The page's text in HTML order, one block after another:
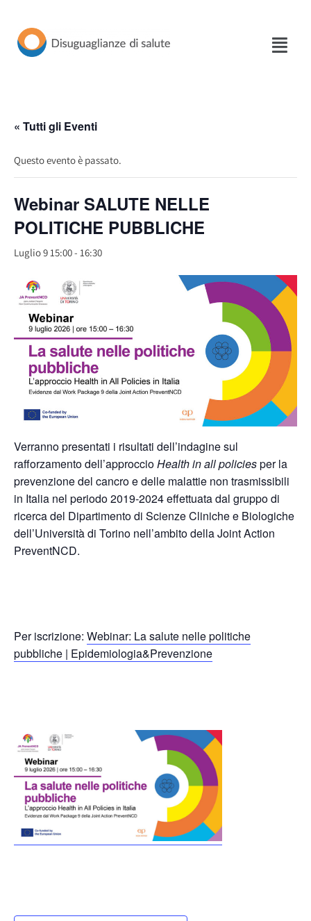
Vai
« Tutti gli Eventi
Questo evento è passato.
Webinar SALUTE NELLE
POLITICHE PUBBLICHE
Luglio 9 15:00- 16:30
Verranno presentati i risultati dell’indagine sul
rafforzamento dell’approccioHealth in all policiesper la
prevenzione del cancro e delle malattie non trasmissibili
in Italia nel periodo 2019-2024 effettuata dal gruppo di
ricerca del Dipartimento di Scienze Cliniche e Biologiche
dell’Università di Torino nell’ambito della Joint Action
PreventNCD.
Per iscrizione: Webinar: La salute nelle politiche
pubbliche | Epidemiologia&Prevenzione